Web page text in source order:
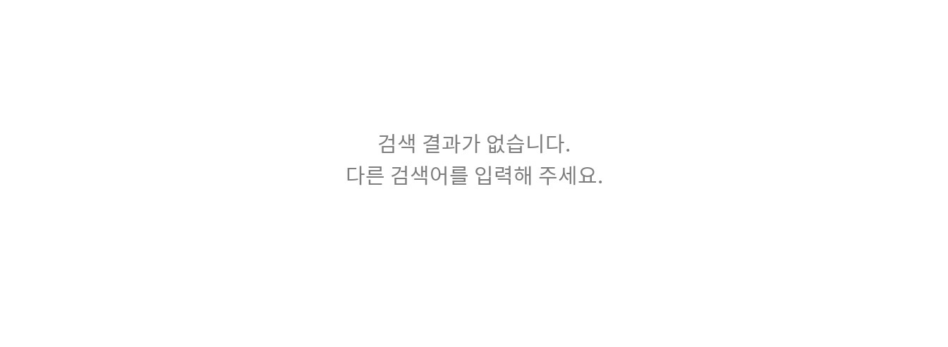
검색 결과가 없습니다.
다른 검색어를 입력해 주세요.